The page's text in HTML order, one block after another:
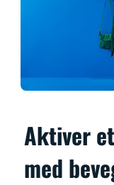
Aktiver
med